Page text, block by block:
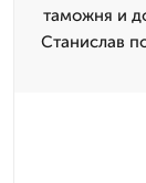
таможня и
Станислав